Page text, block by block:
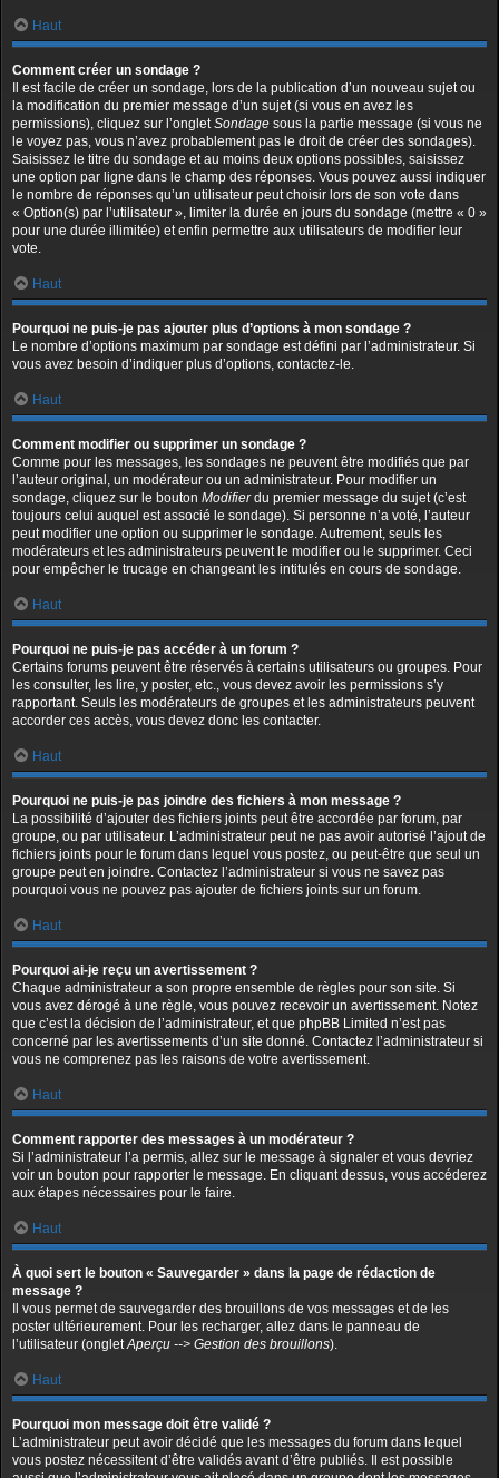
Haut
Comment créer un sondage ?
Il est facile de créer un sondage, lors de la publication d’un nouveau sujet ou
la modification du premier message d’un sujet (si vous en avez les
permissions), cliquez sur l’ongletSondage sous la partie message (si vous ne
le voyez pas, vous n’avez probablement pas le droit de créer des sondages).
Saisissez le titre du sondage et au moins deux options possibles, saisissez
une option par ligne dans le champ des réponses. Vous pouvez aussi indiquer
le nombre de réponses qu’un utilisateur peut choisir lors de son vote dans
« Option(s) par l’utilisateur », limiter la durée en jours du sondage (mettre « 0 »
pour une durée illimitée) et enfin permettre aux utilisateurs de modifier leur
vote.
Haut
Pourquoi ne puis-je pas ajouter plus d’options à mon sondage ?
Le nombre d’options maximum par sondage est défini par l’administrateur. Si
vous avez besoin d’indiquer plus d’options, contactez-le.
Haut
Comment modifier ou supprimer un sondage ?
Comme pour les messages, les sondages ne peuvent être modifiés que par
l’auteur original, un modérateur ou un administrateur. Pour modifier un
sondage, cliquez sur le bouton Modifierdu premier message du sujet (c’est
toujours celui auquel est associé le sondage). Si personne n’a voté, l’auteur
peut modifier une option ou supprimer le sondage. Autrement, seuls les
modérateurs et les administrateurs peuvent le modifier ou le supprimer. Ceci
pour empêcher le trucage en changeant les intitulés en cours de sondage.
Haut
Pourquoi ne puis-je pas accéder à un forum ?
Certains forums peuvent être réservés à certains utilisateurs ou groupes. Pour
les consulter, les lire, y poster, etc., vous devez avoir les permissions s’y
rapportant. Seuls les modérateurs de groupes et les administrateurs peuvent
accorder ces accès, vous devez donc les contacter.
Haut
Pourquoi ne puis-je pas joindre des fichiers à mon message ?
La possibilité d’ajouter des fichiers joints peut être accordée par forum, par
groupe, ou par utilisateur. L’administrateur peut ne pas avoir autorisé l’ajout de
fichiers joints pour le forum dans lequel vous postez, ou peut-être que seul un
groupe peut en joindre. Contactez l’administrateur si vous ne savez pas
pourquoi vous ne pouvez pas ajouter de fichiers joints sur un forum.
Haut
Pourquoi ai-je reçu un avertissement ?
Chaque administrateur a son propre ensemble de règles pour son site. Si
vous avez dérogé à une règle, vous pouvez recevoir un avertissement. Notez
que c’est la décision de l’administrateur, et que phpBB Limited n’est pas
concerné par les avertissements d’un site donné. Contactez l’administrateur si
vous ne comprenez pas les raisons de votre avertissement.
Haut
Comment rapporter des messages à un modérateur ?
Si l’administrateur l’a permis, allez sur le message à signaler et vous devriez
voir un bouton pour rapporter le message. En cliquant dessus, vous accéderez
aux étapes nécessaires pour le faire.
Haut
À quoi sert le bouton « Sauvegarder » dans la page de rédaction de
message ?
Il vous permet de sauvegarder des brouillons de vos messages et de les
poster ultérieurement. Pour les recharger, allez dans le panneau de
l’utilisateur (ongletAperçu --> Gestion des brouillons).
Haut
Pourquoi mon message doit être validé ?
L’administrateur peut avoir décidé que les messages du forum dans lequel
vous postez nécessitent d’être validés avant d’être publiés. Il est possible